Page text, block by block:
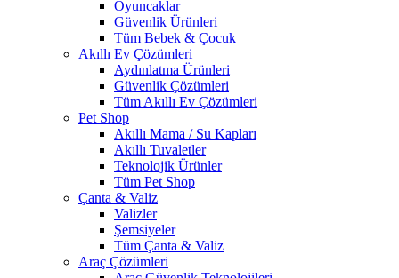
Oyuncaklar
Güvenlik Ürünleri
Tüm Bebek & Çocuk
Akıllı Ev Çözümleri
Aydınlatma Ürünleri
Güvenlik Çözümleri
Tüm Akıllı Ev Çözümleri
Pet Shop
Akıllı Mama / Su Kapları
Akıllı Tuvaletler
Teknolojik Ürünler
Tüm Pet Shop
Çanta & Valiz
Valizler
Şemsiyeler
Tüm Çanta & Valiz
Araç Çözümleri